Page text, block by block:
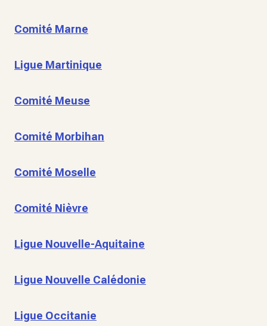
Comité Marne
Ligue Martinique
Comité Meuse
Comité Morbihan
Comité Moselle
Comité Nièvre
Ligue Nouvelle-Aquitaine
Ligue Nouvelle Calédonie
Ligue Occitanie